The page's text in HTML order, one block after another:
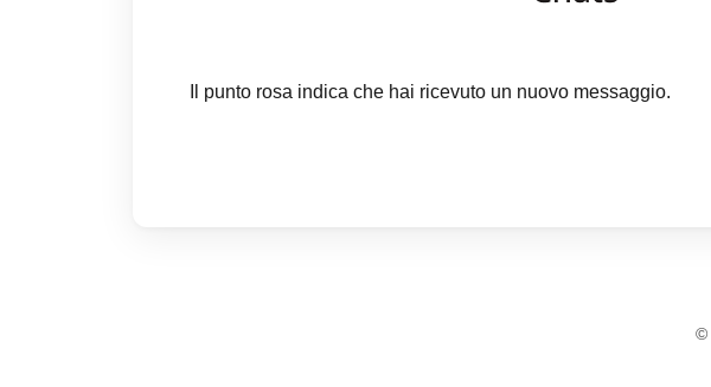
Il punto rosa indica che hai ricevuto un nuovo messaggio.
©